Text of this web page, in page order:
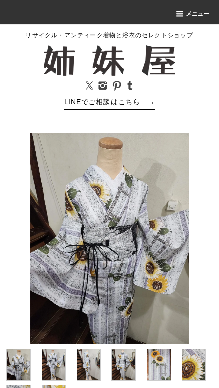
メニュー
リサイクル・アンティーク着物と浴衣のセレクトショップ
LINEでご相談はこちら →